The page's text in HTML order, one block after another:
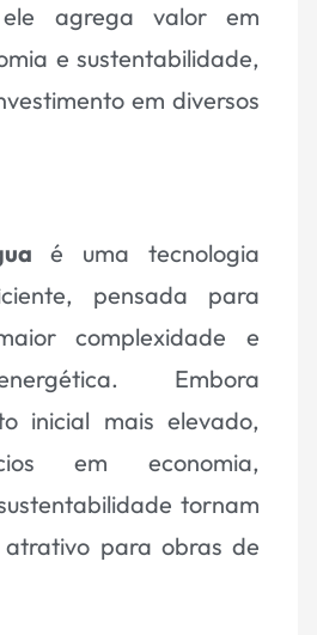
ele agrega valor em
e sustentabilidade,
em diversos
é uma tecnologia
pensada para
complexidade e
Embora
inicial mais elevado,
em economia,
tornam
atrativo para obras de